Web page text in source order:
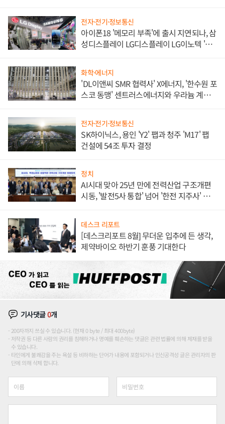
전자·전기·정보통신
아이폰18 '메모리 부족'에 출시 지연되나, 삼
성디스플레이 LG디스플레이 LG이노텍 '탈
화학·에너지
'DL이앤씨 SMR 협력사' X에너지, '한수원 포
스코 동맹' 센트러스에너지와 우라늄 계약
전자·전기·정보통신
SK하이닉스, 용인 'Y2' 팹과 청주 'M17' 팹
건설에 54조 투자 결정
정치
AI시대 맞아 25년 만에 전력산업 구조개편
시동, '발전5사 통합' 넘어 '한전 지주사' 재편
데스크 리포트
[데스크리포트 8월] 무더운 입추에 든 생각,
제약바이오 하반기 훈풍 기대한다
기사댓글0개
200자까지 쓰실 수 있습니다. (현재 0 byte / 최대 400byte)
저작권 등 다른 사람의 권리를 침해하거나 명예를 훼손하는 댓글은 관련 법률에 의해 제재를 받을
수 있습니다.
타인에게 불쾌감을 주는 욕설 등 비하하는 단어가 내용에 포함되거나 인신공격성 글은 관리자의 판
단에 의해 삭제 합니다.